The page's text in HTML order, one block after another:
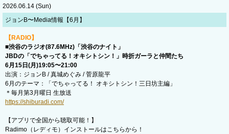
2026.06.14 (Sun)
ジョンB〜Media情報【6月】
【RADIO】
■渋谷のラジオ(87.6MHz)「渋谷のナイト」
JBDの「でちゃってる！オキシトシン！」時折ガーラと仲間たち
6月15日(月)19:05〜21:00
出演：ジョンB / 真城めぐみ / 菅原龍平
6月のテーマ：「でちゃってる！ オキシトシン！三日坊主編」
＊毎月第3月曜日 生放送
https://shiburadi.com/
【アプリで全国から聴取可能！】
Radimo（レディモ）インストールはこちらから！